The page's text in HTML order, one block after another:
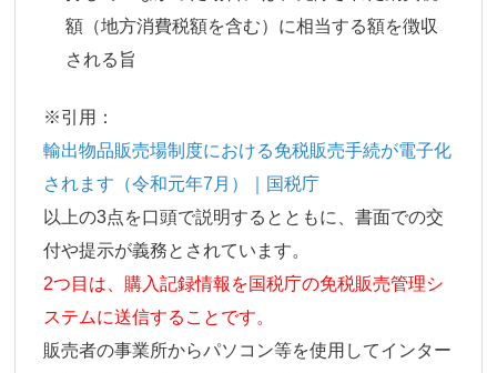
額（地方消費税額を含む）に相当する額を徴収
される旨
※引用：
輸出物品販売場制度における免税販売手続が電子化
されます（令和元年7月）｜国税庁
以上の3点を口頭で説明するとともに、書面での交
付や提示が義務とされています。
2つ目は、購入記録情報を国税庁の免税販売管理シ
ステムに送信することです。
販売者の事業所からパソコン等を使用してインター